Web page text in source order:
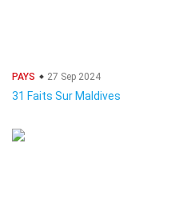
PAYS 27 Sep 2024
31 Faits Sur Maldives